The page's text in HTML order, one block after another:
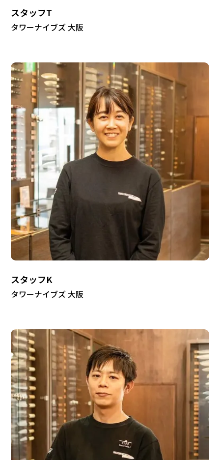
スタッフT
タワーナイブズ 大阪
スタッフK
タワーナイブズ 大阪